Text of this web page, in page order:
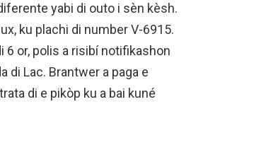
yabi di outo i sèn kèsh.
ku plachi di number V-6915.
6 or, polis a risibí notifikashon
di Lac. Brantwer a paga e
di e pikòp ku a bai kuné